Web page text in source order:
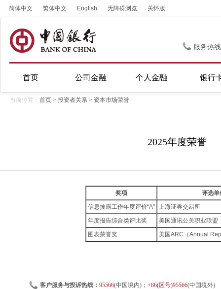
简体中文 繁体中文 English 无障碍浏览 关怀版
服务热
首页 公司金融 个人金融 银行
当前位置： 首页 > 投资者关系 > 资本市场荣誉
2025年度荣誉
奖项
评选单
信息披露工作年度评价“A” 上海证券交易所
年度报告综合类评比奖
美国通讯公关职业联盟
图表荣誉奖
美国ARC（Annual
客户服务与投诉热线： 95566(中国境内)； +86(区号)95566(中国境外)